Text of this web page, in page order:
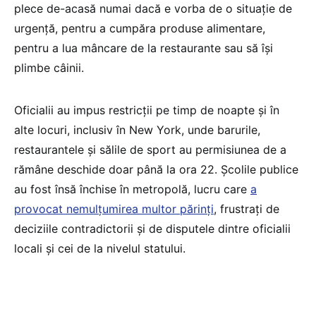
plece de-acasă numai dacă e vorba de o situație de
urgență, pentru a cumpăra produse alimentare,
pentru a lua mâncare de la restaurante sau să își
plimbe câinii.
Oficialii au impus restricții pe timp de noapte și în
alte locuri, inclusiv în New York, unde barurile,
restaurantele și sălile de sport au permisiunea de a
rămâne deschide doar până la ora 22. Școlile publice
au fost însă închise în metropolă, lucru care a
provocat nemulțumirea multor părinți, frustrați de
deciziile contradictorii și de disputele dintre oficialii
locali și cei de la nivelul statului.